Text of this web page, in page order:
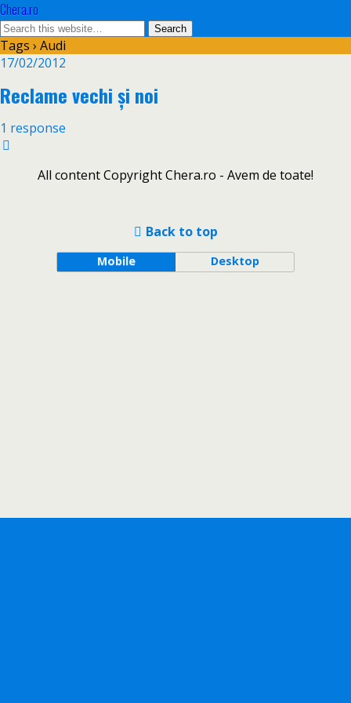
Chera.ro
Tags › Audi
17/02/2012
Reclame vechi și noi
1 response
All content Copyright Chera.ro - Avem de toate!
Back to top
Mobile Desktop